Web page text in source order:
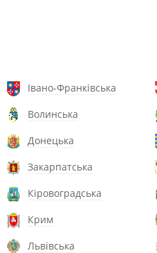
Івано-Франківська
Волинська
Донецька
Закарпатська
Кіровоградська
Крим
Львівська